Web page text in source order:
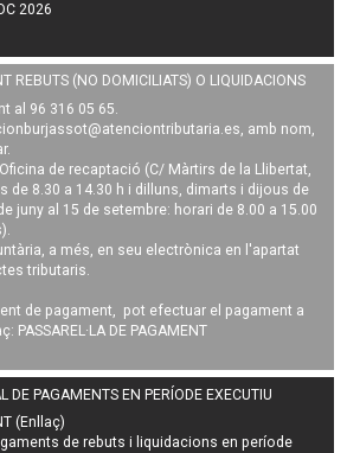
2026
REBUTS (NO DOMICILIATS) O LIQUIDACIONS
al 96 316 05 65.
, amb nom,
de recaptació (C/ Màrtirs de la Llibertat,
de 8.30 a 14.30 h i dilluns, dimarts i dijous de
juny al 15 de setembre: horari de 8.00 a 15.00
a més, en seu electrònica en l'apartat
tributaris.
de pagament, pot efectuar el pagament a
PASSAREL·LA DE PAGAMENT
DE PAGAMENTS EN PERÍODE EXECUTIU
(Enllaç)
derebuts i liquidacions en període